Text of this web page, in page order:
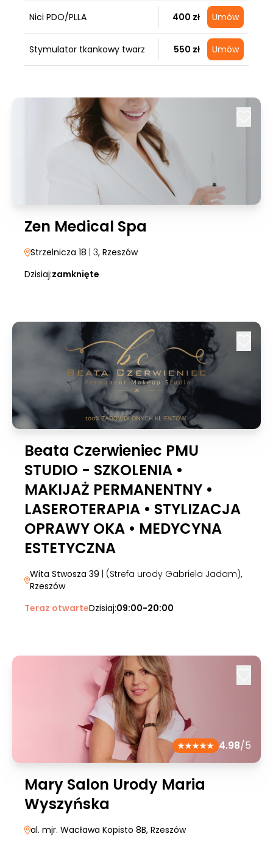
Nici PDO/PLLA 400 zł Umów
Stymulator tkankowy twarz 550 zł Umów
Zen Medical Spa
Strzelnicza 18 | 3, Rzeszów
Dzisiaj:zamknięte
Beata Czerwieniec PMU
STUDIO - SZKOLENIA •
MAKIJAŻ PERMANENTNY •
LASEROTERAPIA • STYLIZACJA
OPRAWY OKA • MEDYCYNA
ESTETYCZNA
Wita Stwosza 39 | (Strefa urody Gabriela Jadam),
Rzeszów
Teraz otwarteDzisiaj:09:00-20:00
4.98/5
Mary Salon Urody Maria
Wyszyńska
al. mjr. Wacława Kopisto 8B, Rzeszów